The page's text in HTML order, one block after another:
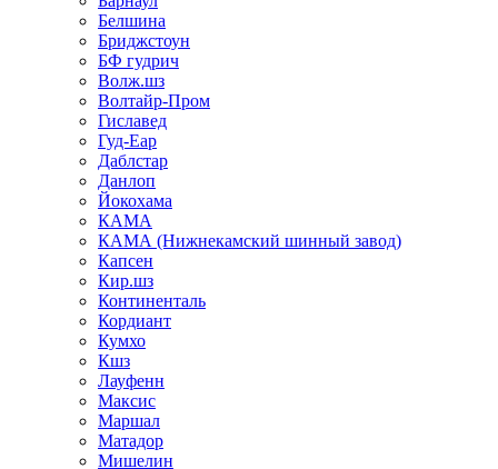
Белшина
Бриджстоун
БФ гудрич
Волж.шз
Волтайр-Пром
Гиславед
Гуд-Еар
Даблстар
Данлоп
Йокохама
КАМА
КАМА (Нижнекамский шинный завод)
Капсен
Кир.шз
Континенталь
Кордиант
Кумхо
Кшз
Лауфенн
Максис
Маршал
Матадор
Мишелин